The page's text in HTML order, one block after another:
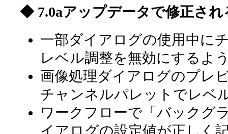
◆ 7.0aアップデータで修正され
一部ダイアログの使用中に
レベル調整を無効にするよ
画像処理ダイアログのプレ
チャンネルパレットでレベ
ワークフローで「バックグ
イアログの設定値が正しく